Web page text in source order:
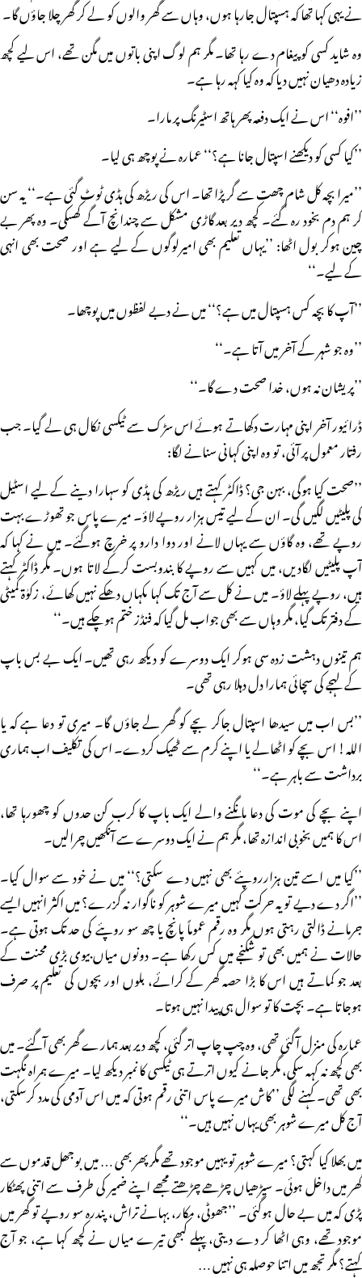
نے یہی کہا تھا کہ ہسپتال جارہا ہوں، وہاں سے گھر والوں کو لے کر گھر چلا جاؤں گا۔
وہ شاید کسی کو پیغام دے رہا تھا۔ مگر ہم لوگ اپنی باتوں میں مگن تھے، اس لیے کچھ
زیادہ دھیان نہیں دیا کہ وہ کیا کہہ رہا ہے۔
’’افوہ‘‘ اس نے ایک دفعہ پھر ہاتھ اسٹیرنگ پر مارا۔
’’کیا کسی کو دیکھنے اسپتال جانا ہے؟‘‘ عمارہ نے پوچھ ہی لیا۔
’’میرا بچہ کل شام چھت سے گر پڑا تھا۔ اس کی ریڑھ کی ہڈی ٹوٹ گئی ہے۔‘‘ یہ سن
کر ہم دم بخود رہ گئے۔ کچھ دیر بعد گاڑی مشکل سے چندانچ آگے کھسکی۔ وہ پھر بے
چین ہوکر بول اٹھا: ’’یہاں تعلیم بھی امیرلوگوں کے لیے ہے اور صحت بھی انہی
کے لیے۔‘‘
’’آپ کا بچہ کس ہسپتال میں ہے؟‘‘ میں نے دبے لفظوں میں پوچھا۔
’’وہ جو شہر کے آخر میں آتا ہے۔‘‘
’’پریشان نہ ہوں، خدا صحت دے گا۔‘‘
ڈرائیور آخر اپنی مہارت دکھاتے ہوئے اس سڑک سے ٹیکسی نکال ہی لے گیا۔ جب
رفتار معمول پر آئی، تو وہ اپنی کہانی سنانے لگا:
’’صحت کیا ہوگی، بہن جی؟ ڈاکٹر کہتے ہیں ریڑھ کی ہڈی کو سہارا دینے کے لیے اسٹیل
کی پلیٹیں لگیں گی۔ ان کے لیے تیس ہزار روپے لاؤ۔ میرے پاس جو تھوڑے بہت
روپے تھے، وہ گاؤں سے یہاں لانے اور دوا دارو پر خرچ ہوگئے۔ میں نے کہا کہ
آپ پلیٹیں لگادیں، میں کہیں سے روپے کا بندوبست کرکے لاتا ہوں۔ مگر ڈاکٹر کہتے
ہیں، روپے پہلے لاؤ۔ میں نے کل سے آج تک کہا ںکہاں دھکے نہیں کھائے، زکوٰۃ کمیٹی
کے دفتر تک گیا، مگر وہاں سے بھی جواب مل گیا کہ فنڈز ختم ہوچکے ہیں۔‘‘
ہم تینوں دہشت زدہ سی ہوکر ایک دوسرے کو دیکھ رہی تھیں۔ ایک بے بس باپ
کے لہجے کی سچائی ہمارا دل دہلا رہی تھی۔
’’بس اب میں سیدھا اسپتال جاکر بچے کو گھر لے جاؤں گا۔ میری تو دعا ہے کہ یا
اللہ! اس بچے کو اٹھالے یا اپنے کرم سے ٹھیک کردے۔ اس کی تکلیف اب ہماری
برداشت سے باہر ہے۔‘‘
اپنے بچے کی موت کی دعا مانگنے والے ایک باپ کا کرب کن حدوں کو چھورہا تھا،
اس کا ہمیں بخوبی اندازہ تھا، مگر ہم نے ایک دوسرے سے آنکھیں چرالیں۔
’’کیا میں اسے تین ہزارروپئے بھی نہیں دے سکتی؟‘‘ میں نے خود سے سوال کیا۔
’’اگر دے دیے تو یہ حرکت کہیں میرے شوہر کو ناگوار نہ گزرے؟ میں اکثر انہیں ایسے
جرمانے ڈالتی رہتی ہوں مگر وہ رقم عموماً پانچ یا چھ سو روپئے کی حد تک ہوتی ہے۔
حالات نے ہمیں بھی تو شکنجے میں کس رکھا ہے۔ دونوں میاں بیوی بڑی محنت کے
بعد جو کماتے ہیں اس کا بڑا حصہ گھر کے کرائے، بلوں اور بچوں کی تعلیم پر صرف
ہوجاتا ہے۔ بچت کا تو سوال ہی پیدا نہیں ہوتا۔
عمارہ کی منزل آگئی تھی، وہ چپ چاپ اتر گئی، کچھ دیر بعد ہمارے گھر بھی آگئے۔ میں
بھی کچھ نہ کہہ سکی، مگر جانے کیوں اترتے ہی ٹیکسی کا نمبر دیکھ لیا۔ میرے ہمراہ نگہت
بھی تھی۔ کہنے لگی ’’کاش میرے پاس اتنی رقم ہوتی کہ میں اس آدمی کی مدد کرسکتی،
آج کل میرے شوہر بھی یہاں نہیں ہیں۔‘‘
میں بھلا کیا کہتی؟ میرے شوہر تو یہیں موجود تھے مگر پھر بھی … میں بوجھل قدموں سے
گھر میں داخل ہوئی۔ سیڑھیاں چڑھے چڑھتے مجھے اپنے ضمیر کی طرف سے اتنی پھٹکار
پڑی کہ میں بے حال ہوگئی۔ ’’جھوٹی، مکار، بہانے تراش، پندرہ سو روپے تو گھر میں
موجود تھے، وہی اٹھا کر دے دیتی، پہلے کبھی تیرے میاں نے کچھ کہا ہے، جو آج
کہتے؟ مگر تجھ میں اتنا حوصلہ ہی نہیں …